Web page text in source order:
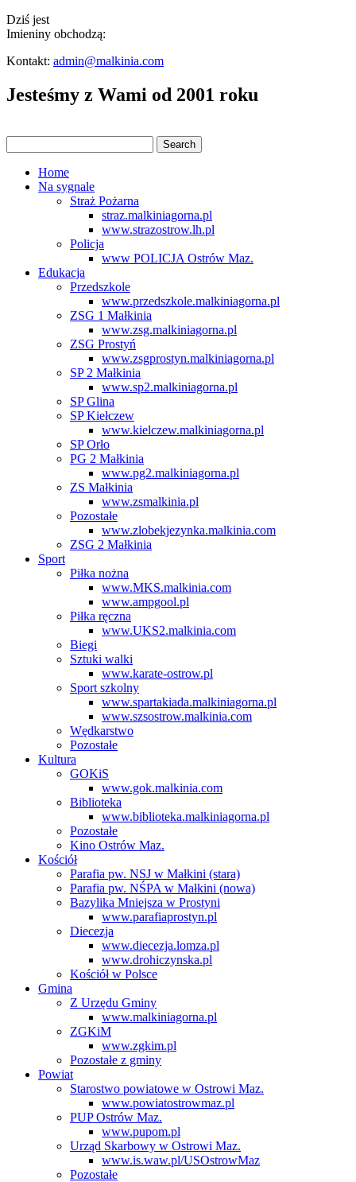
Dziś jest
Imieniny obchodzą:
Kontakt: admin@malkinia.com
Jesteśmy z Wami od 2001 roku
Home
Na sygnale
Straż Pożarna
straz.malkiniagorna.pl
www.strazostrow.lh.pl
Policja
www POLICJA Ostrów Maz.
Edukacja
Przedszkole
www.przedszkole.malkiniagorna.pl
ZSG 1 Małkinia
www.zsg.malkiniagorna.pl
ZSG Prostyń
www.zsgprostyn.malkiniagorna.pl
SP 2 Małkinia
www.sp2.malkiniagorna.pl
SP Glina
SP Kiełczew
www.kielczew.malkiniagorna.pl
SP Orło
PG 2 Małkinia
www.pg2.malkiniagorna.pl
ZS Małkinia
www.zsmalkinia.pl
Pozostałe
www.zlobekjezynka.malkinia.com
ZSG 2 Małkinia
Sport
Piłka nożna
www.MKS.malkinia.com
www.ampgool.pl
Piłka ręczna
www.UKS2.malkinia.com
Biegi
Sztuki walki
www.karate-ostrow.pl
Sport szkolny
www.spartakiada.malkiniagorna.pl
www.szsostrow.malkinia.com
Wędkarstwo
Pozostałe
Kultura
GOKiS
www.gok.malkinia.com
Biblioteka
www.biblioteka.malkiniagorna.pl
Pozostałe
Kino Ostrów Maz.
Kościół
Parafia pw. NSJ w Małkini (stara)
Parafia pw. NŚPA w Małkini (nowa)
Bazylika Mniejsza w Prostyni
www.parafiaprostyn.pl
Diecezja
www.diecezja.lomza.pl
www.drohiczynska.pl
Kościół w Polsce
Gmina
Z Urzędu Gminy
www.malkiniagorna.pl
ZGKiM
www.zgkim.pl
Pozostałe z gminy
Powiat
Starostwo powiatowe w Ostrowi Maz.
www.powiatostrowmaz.pl
PUP Ostrów Maz.
www.pupom.pl
Urząd Skarbowy w Ostrowi Maz.
www.is.waw.pl/USOstrowMaz
Pozostałe